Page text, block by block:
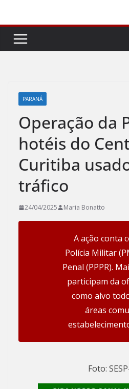
conteúdo
PARANÁ
Operação da
hotéis do
Curitiba
tráfico
24/04/2025 Maria Bonatto
A ação conta
Polícia Militar
Penal (PPPR).
participam da
como alvo
áreas
Foto: